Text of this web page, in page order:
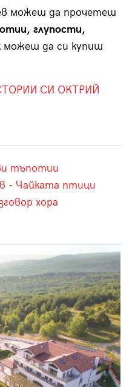
можеш да прочетеш
глупости,
можеш да си купиш
СИ ОКТРИЙ
тъпотии
- Чайката птици
хора